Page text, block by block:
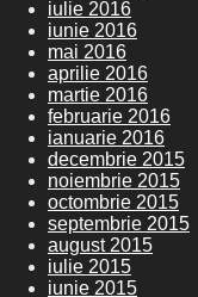
iulie 2016
iunie 2016
mai 2016
aprilie 2016
martie 2016
februarie 2016
ianuarie 2016
decembrie 2015
noiembrie 2015
octombrie 2015
septembrie 2015
august 2015
iulie 2015
iunie 2015